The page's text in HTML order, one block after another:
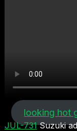
looking hot
JUL-731Suzuki